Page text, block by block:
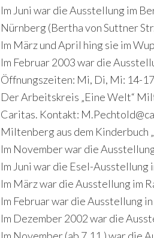
Im Juni war die Ausstellung im
Nürnberg (Bertha von Suttner
Im März und April hing sie im
Im Februar 2003 war die
Öffnungszeiten: Mi, Di, Mi: 14-
Der Arbeitskreis „Eine Welt“
Caritas. Kontakt:
Miltenberg aus dem Kinderbuch
Im November war die
Im Juni war die Esel-Ausstellung
Im März war die Ausstellung im
Im Februar war die Ausstellung
Im Dezember 2002 war die